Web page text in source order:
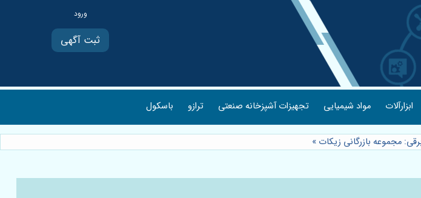
ثبت آگهی
ابزارآلات مواد شیمیایی تجهیزات آشپزخانه صنعتی ترازو باسکول
مجموعه بازرگانی زیکات »